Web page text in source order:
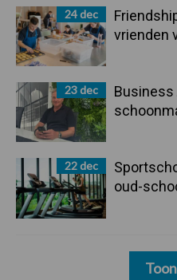
24 dec
vrienden
23 dec
Business
22 dec
oud-